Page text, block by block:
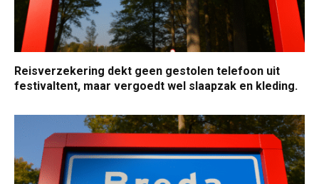
Reisverzekering dekt geen gestolen telefoon uit
festivaltent, maar vergoedt wel slaapzak en kleding.